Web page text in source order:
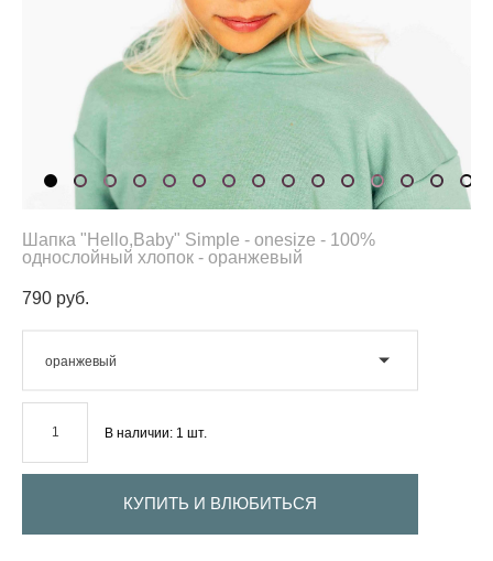
Шапка "Hello,Baby" Simple - onesize - 100%
однослойный хлопок - оранжевый
790 pуб.
оранжевый
В наличии: 1 шт.
КУПИТЬ И ВЛЮБИТЬСЯ